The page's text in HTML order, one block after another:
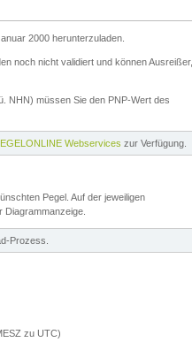
2000 herunterzuladen.
noch nicht validiert und können Ausreißer,
NHN) müssen Sie den PNP-Wert des
Webservices zur Verfügung.
Pegel. Auf der jeweiligen
Prozess.
zu UTC)